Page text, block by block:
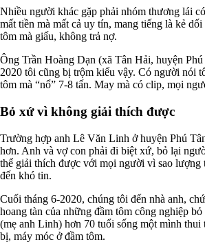
Nhiều người khác gặp phải nhóm thương lái
mất tiền mà mất cả uy tín, mang tiếng là kẻ
tôm mà giấu, không trả nợ.
Ông Trần Hoàng Dạn (xã Tân Hải, huyện
2020 tôi cũng bị trộm kiểu vậy. Có người nói
tôm mà “nổ” 7-8 tấn. May mà có clip, mọi
Bỏ xứ vì không giải thích được
Trường hợp anh Lê Văn Linh ở huyện Phú
hơn. Anh và vợ con phải đi biệt xứ, bỏ lại
thể giải thích được với mọi người vì sao lượng
đến khó tin.
Cuối tháng 6-2020, chúng tôi đến nhà anh,
hoang tàn của những đầm tôm công nghiệp
(mẹ anh Linh) hơn 70 tuổi sống một mình
bị, máy móc ở đầm tôm.